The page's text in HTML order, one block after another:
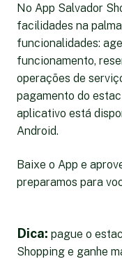
No App Salvador
facilidades na
funcionalidades:
funcionamento,
operações de
pagamento do
aplicativo está
Android.
Baixe o App e
preparamos para
Dica: pague o
Shopping e ganhe